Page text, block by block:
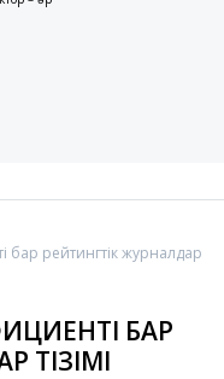
бар рейтингтік журналдар
БАР
ТІЗІМІ